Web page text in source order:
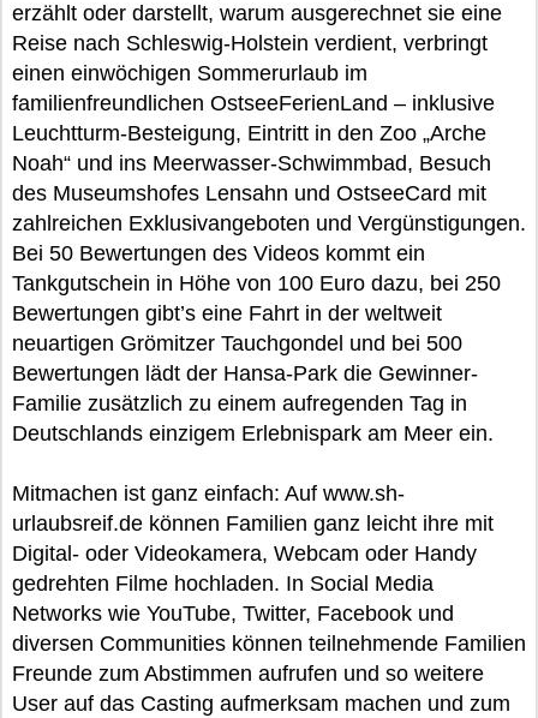
erzählt oder darstellt, warum ausgerechnet sie eine
Reise nach Schleswig-Holstein verdient, verbringt
einen einwöchigen Sommerurlaub im
familienfreundlichen OstseeFerienLand – inklusive
Leuchtturm-Besteigung, Eintritt in den Zoo „Arche
Noah“ und ins Meerwasser-Schwimmbad, Besuch
des Museumshofes Lensahn und OstseeCard mit
zahlreichen Exklusivangeboten und Vergünstigungen.
Bei 50 Bewertungen des Videos kommt ein
Tankgutschein in Höhe von 100 Euro dazu, bei 250
Bewertungen gibt’s eine Fahrt in der weltweit
neuartigen Grömitzer Tauchgondel und bei 500
Bewertungen lädt der Hansa-Park die Gewinner-
Familie zusätzlich zu einem aufregenden Tag in
Deutschlands einzigem Erlebnispark am Meer ein.
Mitmachen ist ganz einfach: Auf www.sh-
urlaubsreif.de können Familien ganz leicht ihre mit
Digital- oder Videokamera, Webcam oder Handy
gedrehten Filme hochladen. In Social Media
Networks wie YouTube, Twitter, Facebook und
diversen Communities können teilnehmende Familien
Freunde zum Abstimmen aufrufen und so weitere
User auf das Casting aufmerksam machen und zum